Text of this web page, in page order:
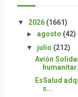
▼ 2026 (1661)
► agosto (42)
▼ julio (212)
Avión
EsSalud
s...